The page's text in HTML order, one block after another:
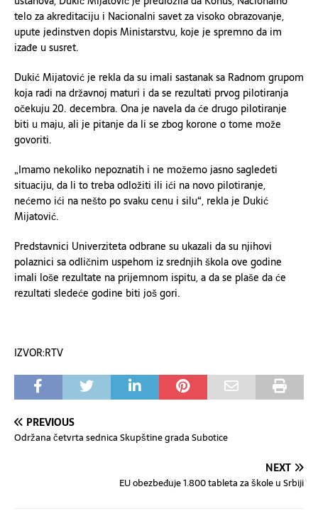
telo za akreditaciju i Nacionalni savet za visoko obrazovanje,
upute jedinstven dopis Ministarstvu, koje je spremno da im
izađe u susret.
Dukić Mijatović je rekla da su imali sastanak sa Radnom grupom
koja radi na državnoj maturi i da se rezultati prvog pilotiranja
očekuju 20. decembra. Ona je navela da će drugo pilotiranje
biti u maju, ali je pitanje da li se zbog korone o tome može
govoriti.
„Imamo nekoliko nepoznatih i ne možemo jasno sagledeti
situaciju, da li to treba odložiti ili ići na novo pilotiranje,
nećemo ići na nešto po svaku cenu i silu“, rekla je Dukić
Mijatović.
Predstavnici Univerziteta odbrane su ukazali da su njihovi
polaznici sa odličnim uspehom iz srednjih škola ove godine
imali loše rezultate na prijemnom ispitu, a da se plaše da će
rezultati sledeće godine biti još gori.
IZVOR:RTV
PREVIOUS
Održana četvrta sednica Skupštine grada Subotice
NEXT
EU obezbeđuje 1.800 tableta za škole u Srbiji